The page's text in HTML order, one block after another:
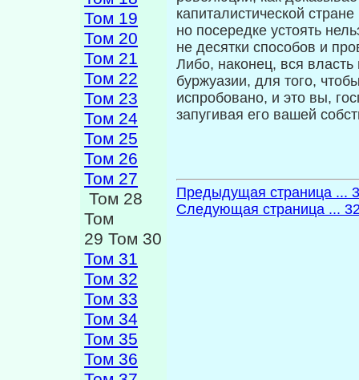
Том 19
Том 20
Том 21
Том 22
Том 23
Том 24
Том 25
Том 26
Том 27
Том 28
Том
29 Том 30
Том 31
Том 32
Том 33
Том 34
Том 35
Том 36
капиталистической
но посеред­ке устоять
не десятки способов и
Либо, наконец, вся
буржуазии, для того,
испробовано, и это вы,
запугивая его вашей
Предыдущая страница ...
Следующая страница ...